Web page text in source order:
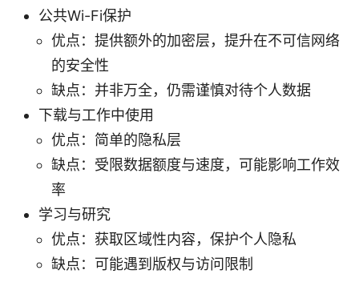
公共Wi-Fi保护
优点：提供额外的加密层，提升在不可信网络
的安全性
缺点：并非万全，仍需谨慎对待个人数据
下载与工作中使用
优点：简单的隐私层
缺点：受限数据额度与速度，可能影响工作效
率
学习与研究
优点：获取区域性内容，保护个人隐私
缺点：可能遇到版权与访问限制